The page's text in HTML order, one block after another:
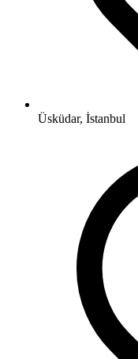
Üsküdar, İstanbul